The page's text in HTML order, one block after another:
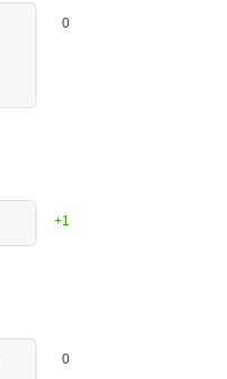
0
+1
0